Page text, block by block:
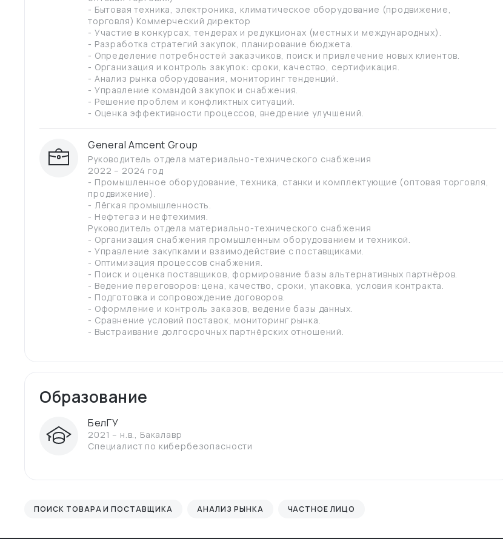
- Бытовая техника, электроника, климатическое оборудование (продвижение,
торговля) Коммерческий директор
- Участие в конкурсах, тендерах и редукционах (местных и международных).
- Разработка стратегий закупок, планирование бюджета.
- Определение потребностей заказчиков, поиск и привлечение новых клиентов.
- Организация и контроль закупок: сроки, качество, сертификация.
- Анализ рынка оборудования, мониторинг тенденций.
- Управление командой закупок и снабжения.
- Решение проблем и конфликтных ситуаций.
- Оценка эффективности процессов, внедрение улучшений.
General Amcent Group
Руководитель отдела материально-технического снабжения
2022 – 2024 год
- Промышленное оборудование, техника, станки и комплектующие (оптовая торговля,
продвижение).
- Лёгкая промышленность.
- Нефтегаз и нефтехимия.
Руководитель отдела материально-технического снабжения
- Организация снабжения промышленным оборудованием и техникой.
- Управление закупками и взаимодействие с поставщиками.
- Оптимизация процессов снабжения.
- Поиск и оценка поставщиков, формирование базы альтернативных партнёров.
- Ведение переговоров: цена, качество, сроки, упаковка, условия контракта.
- Подготовка и сопровождение договоров.
- Оформление и контроль заказов, ведение базы данных.
- Сравнение условий поставок, мониторинг рынка.
- Выстраивание долгосрочных партнёрских отношений.
Образование
БелГУ
2021 – н.в., Бакалавр
Специалист по кибербезопасности
ПОИСК ТОВАРА И ПОСТАВЩИКА АНАЛИЗ РЫНКА ЧАСТНОЕ ЛИЦО